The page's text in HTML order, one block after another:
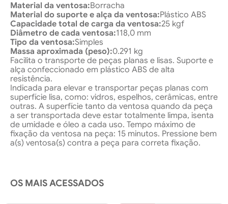
Material da ventosa:Borracha
Material do suporte e alça da ventosa:Plástico ABS
Capacidade total de carga da ventosa:25 kgf
Diâmetro de cada ventosa:118,0 mm
Tipo da ventosa:Simples
Massa aproximada (peso):0.291 kg
Facilita o transporte de peças planas e lisas. Suporte e
alça confeccionado em plástico ABS de alta
resistência.
Indicada para elevar e transportar peças planas com
superfície lisa, como: vidros, espelhos, cerâmicas, entre
outras. A superfície tanto da ventosa quando da peça
a ser transportada deve estar totalmente limpa, isenta
de umidade e óleo a cada uso. Tempo máximo de
fixação da ventosa na peça: 15 minutos. Pressione bem
a(s) ventosa(s) contra a peça para correta fixação.
OS MAIS ACESSADOS